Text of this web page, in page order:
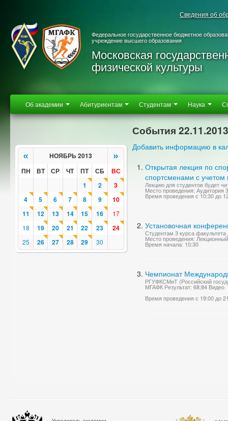
Сведения об
Федеральное государственное бюджетное
учреждение высшего образования
Московская
физической культуры
Об академии Абитуриентам Студентам Наука
« НОЯБРЬ 2013 »
ПН ВТ СР ЧТ ПТ СБ
ВС
1
2
3
4
5 6 7 8 9
10
11
12 13 14 15 16
17
18
19 20 21 22 23 24
25 26 27 28 29 30
События 22.11.2013
Добавить информацию в
Открытая лекция по
спортсменами с учетом
Лекцию для студентов будет
Место проведения: Аудитория
Время проведения с 10:30 до
Установочная
Студентам 3 курса
Место проведения:
Время начала: 10:30
Чемпионат
РГУФКСМиТ (Российский
МГАФК Результат: 68:84 Видео
Время проведения с 19:00 до